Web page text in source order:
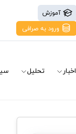
آموزش
ورود به صرافی
اخبار تحلیل